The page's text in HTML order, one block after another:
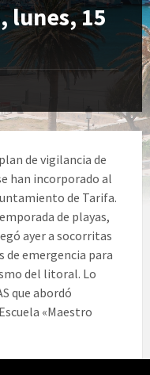
lunes, 15
de vigilancia de
han incorporado al
de Tarifa.
de playas,
ayer a socorritas
de emergencia para
del litoral. Lo
que abordó
«Maestro